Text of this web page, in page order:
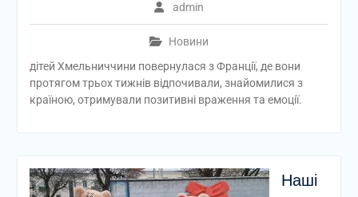
admin
Новини
дітей Хмельниччини повернулася з Франції, де вони
протягом трьох тижнів відпочивали, знайомилися з
країною, отримували позитивні враження та емоції.
Наші